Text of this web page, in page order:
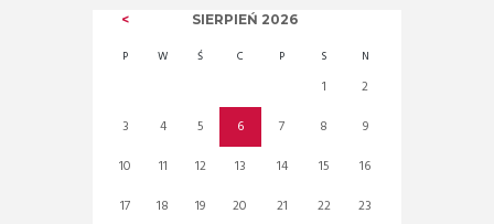
SIERPIEŃ 2026
P W Ś C P S N
1
2
3
4 5 6 7 8
9
10
11 12 13 14 15
16
17
18 19 20 21 22
23